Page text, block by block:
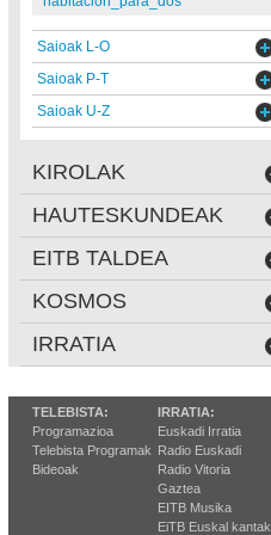
Saioak L-O
Saioak P-T
Saioak U-Z
KIROLAK
HAUTESKUNDEAK
EITB TALDEA
KOSMOS
IRRATIA
TELEBISTA:
Programazioa
Telebista Programak
Bideoak
IRRATIA:
Euskadi Irratia
Radio Euskadi
Radio Vitoria
Gaztea
EITB Musika
EiTB Euskal kantak